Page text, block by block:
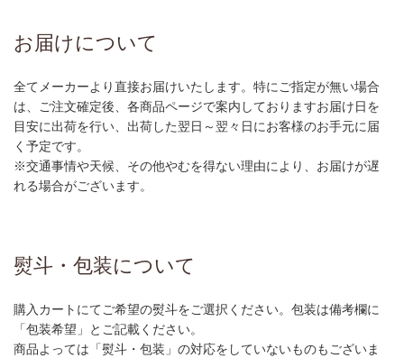
お届けについて
全てメーカーより直接お届けいたします。特にご指定が無い場合
は、ご注文確定後、各商品ページで案内しておりますお届け日を
目安に出荷を行い、出荷した翌日～翌々日にお客様のお手元に届
く予定です。
※交通事情や天候、その他やむを得ない理由により、お届けが遅
れる場合がございます。
熨斗・包装について
購入カートにてご希望の熨斗をご選択ください。包装は備考欄に
「包装希望」とご記載ください。
商品よっては「熨斗・包装」の対応をしていないものもございま